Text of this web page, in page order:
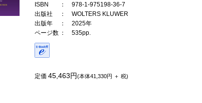
ISBN
： 978-1-975198-36-7
出版社
： WOLTERS KLUWER
出版年
： 2025年
ページ数 ： 535pp.
定価 45,463円(本体41,330円 ＋ 税)